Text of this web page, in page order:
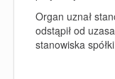
Organ uznał
odstąpił od
stanowiska